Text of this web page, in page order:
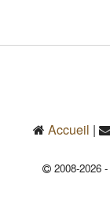
Accueil |
2008-2026 -